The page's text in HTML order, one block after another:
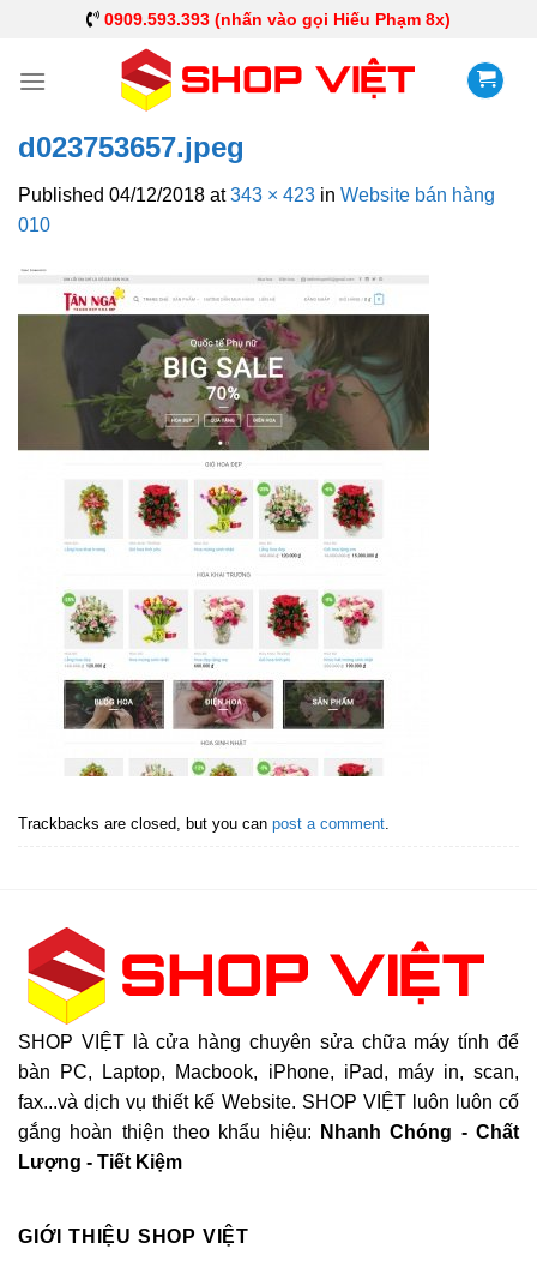
0909.593.393 (nhấn vào gọi Hiếu Phạm 8x)
d023753657.jpeg
Published 04/12/2018 at343 × 423 in Website bán hàng
010
Trackbacks are closed, but you can post a comment.
SHOP VIỆT là cửa hàng chuyên sửa chữa máy tính để
bàn PC, Laptop, Macbook, iPhone, iPad, máy in, scan,
fax...và dịch vụ thiết kế Website. SHOP VIỆT luôn luôn cố
gắng hoàn thiện theo khẩu hiệu:
Nhanh Chóng - Chất
Lượng - Tiết Kiệm
GIỚI THIỆU SHOP VIỆT